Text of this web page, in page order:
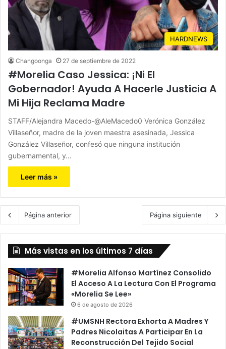
HARDNEWS
Changoonga 27 de septiembre de 2022
#Morelia Caso Jessica: ¡Ni El
Gobernador! Ayuda A Hacerle Justicia A
Mi Hija Reclama Madre
STAFF/Alejandra Macedo-@AleMacedo0 Verónica González
Villaseñor, madre de la joven maestra asesinada, Jessica
González Villaseñor, confesó que ninguna institución
gubernamental, y…
Leer más »
Página anterior Página siguiente
Más vistas en los últimos 7 días
#Morelia Alfonso Martínez Consolido
El Acceso A La Lectura Con El Programa
«Morelia Se Lee»
6 de agosto de 2026
#UMSNH Rectora Exhorta A Madres Y
Padres Nicolaitas A Participar En La
Reconstrucción Del Tejido Social